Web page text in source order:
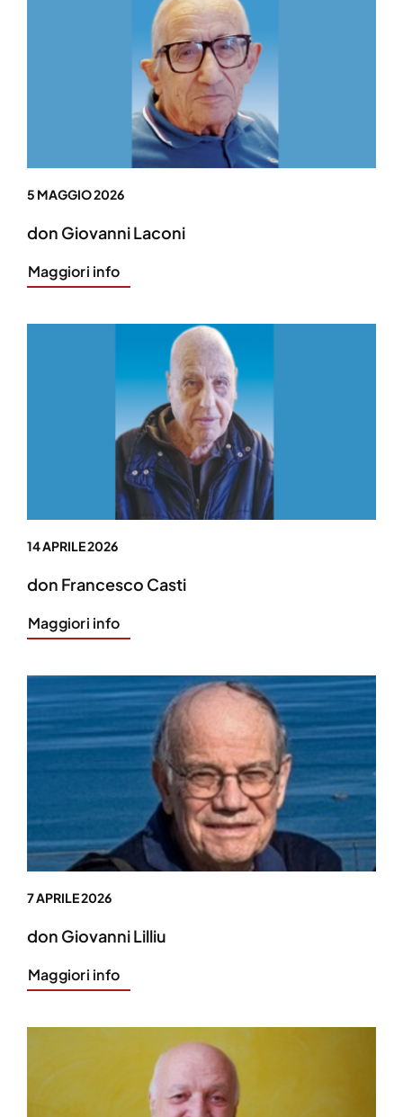
5 MAGGIO 2026
don Giovanni Laconi
Maggiori info
14 APRILE 2026
don Francesco Casti
Maggiori info
7 APRILE 2026
don Giovanni Lilliu
Maggiori info